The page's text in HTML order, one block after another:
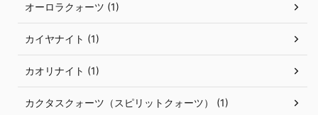
オーロラクォーツ (1)
カイヤナイト (1)
カオリナイト (1)
カクタスクォーツ（スピリットクォーツ） (1)